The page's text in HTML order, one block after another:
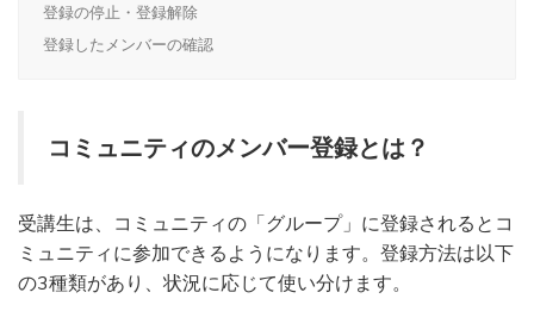
登録の停止・登録解除
登録したメンバーの確認
コミュニティのメンバー登録とは？
受講生は、コミュニティの「グループ」に登録されるとコ
ミュニティに参加できるようになります。登録方法は以下
の3種類があり、状況に応じて使い分けます。